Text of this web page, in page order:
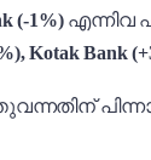
(-1%) എന്നിവ
Kotak Bank